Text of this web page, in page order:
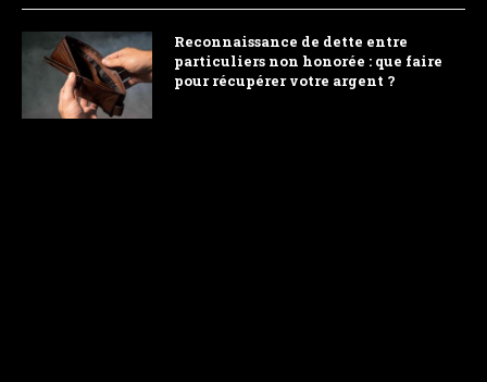
Reconnaissance de dette entre
particuliers non honorée : que faire
pour récupérer votre argent ?